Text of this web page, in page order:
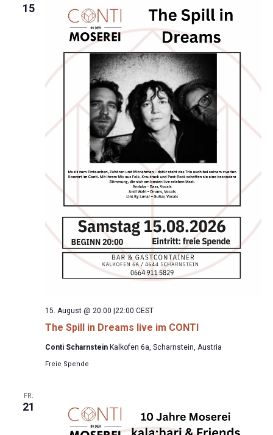
15
The Spill in Dreams live im CONTI
15. August @ 20:00 |22:00 CEST
Conti Scharnstein Kalkofen 6a, Scharnstein, Austria
Freie Spende
FR.
21